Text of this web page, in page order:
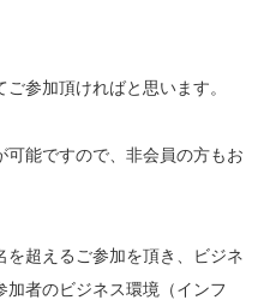
参加頂ければと思います。
能ですので、非会員の方もお
を超えるご参加を頂き、ビジネ
加者のビジネス環境（インフ